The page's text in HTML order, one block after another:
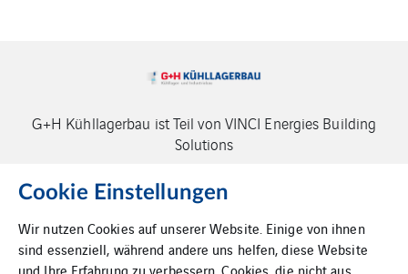
G+H Kühllagerbau ist Teil von VINCI Energies Building
Solutions
Cookie Einstellungen
Wir nutzen Cookies auf unserer Website. Einige von ihnen
sind essenziell, während andere uns helfen, diese Website
und Ihre Erfahrung zu verbessern. Cookies, die nicht aus